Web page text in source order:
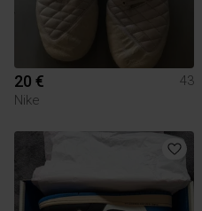
20 €
43
Nike